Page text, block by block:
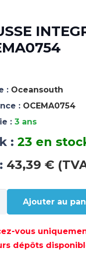
: Oceansouth
: OCEMA0754
: 3 ans
: 23 en
43,39 €
Ajouter au
vous
dépôts